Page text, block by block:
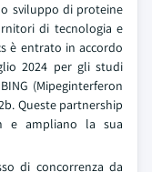
sviluppo di proteine
di tecnologia e
è entrato in accordo
2024 per gli studi
(Mipeginterferon
Queste partnership
e ampliano la sua
di concorrenza da